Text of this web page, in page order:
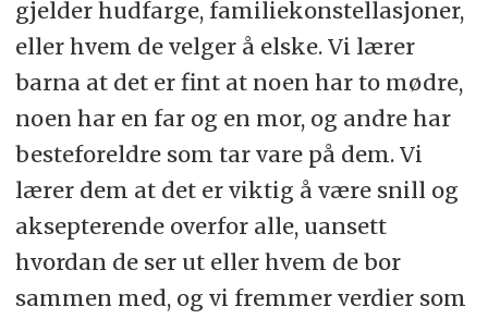
gjelder hudfarge, familiekonstellasjoner,
eller hvem de velger å elske. Vi lærer
barna at det er fint at noen har to mødre,
noen har en far og en mor, og andre har
besteforeldre som tar vare på dem. Vi
lærer dem at det er viktig å være snill og
aksepterende overfor alle, uansett
hvordan de ser ut eller hvem de bor
sammen med, og vi fremmer verdier som